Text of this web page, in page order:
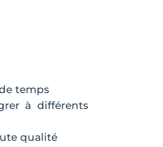
temps
à différents
qualité